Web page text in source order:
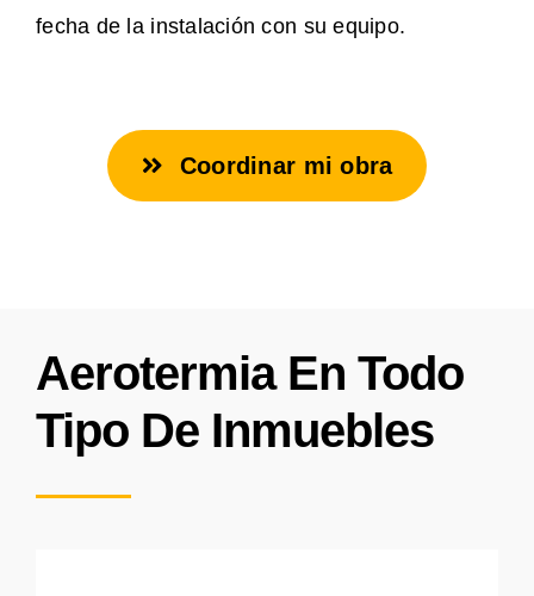
fecha de la instalación con su equipo.
Coordinar mi obra
Aerotermia En Todo
Tipo De Inmuebles